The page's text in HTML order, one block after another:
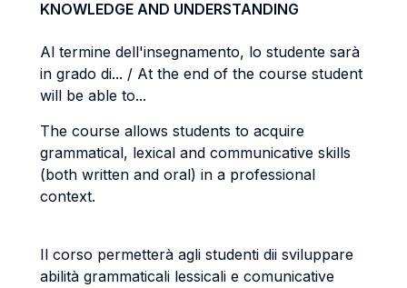
KNOWLEDGE AND UNDERSTANDING
Al termine dell'insegnamento, lo studente sarà
in grado di... / At the end of the course student
will be able to...
The course allows students to acquire
grammatical, lexical and communicative skills
(both written and oral) in a professional
context.
Il corso permetterà agli studenti dii sviluppare
abilità grammaticali lessicali e comunicative